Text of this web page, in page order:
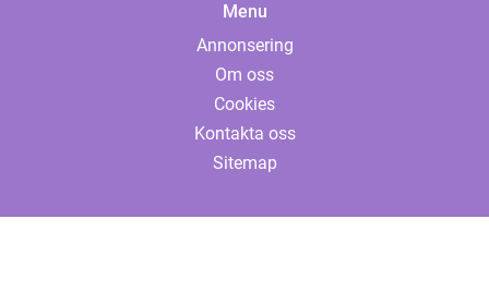
Menu
Annonsering
Om oss
Cookies
Kontakta oss
Sitemap